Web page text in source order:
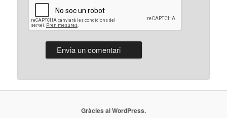
Gràcies al WordPress.